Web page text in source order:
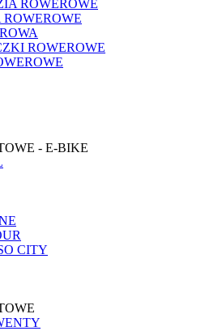
ROWEROWE
ROWEROWE
- E-BIKE
CITY